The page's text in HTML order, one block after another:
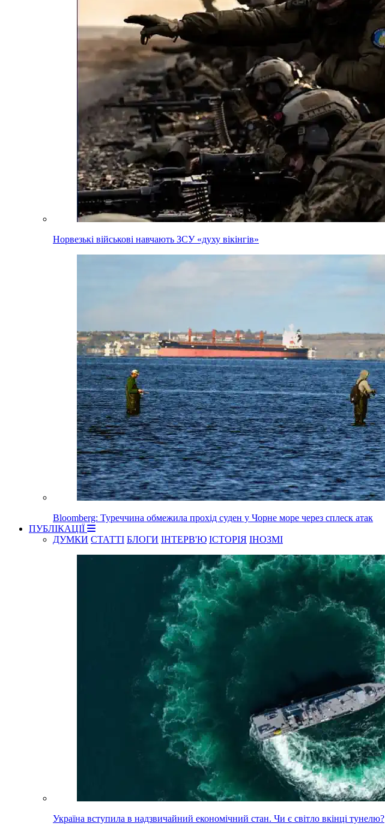
Норвезькі військові навчають ЗСУ «духу вікінгів»
Bloomberg: Туреччина обмежила прохід суден у Чорне море через сплеск атак
ПУБЛІКАЦІЇ
ДУМКИ СТАТТІ БЛОГИ ІНТЕРВ'Ю ІСТОРІЯ ІНОЗМІ
Україна вступила в надзвичайний економічний стан. Чи є світло вкінці тунелю?